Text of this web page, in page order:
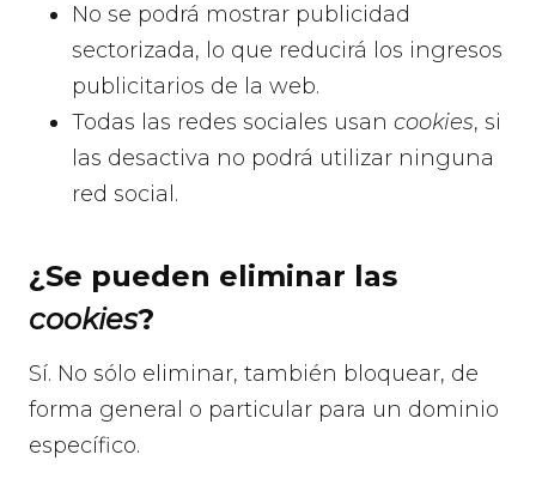
No se podrá mostrar publicidad
sectorizada, lo que reducirá los ingresos
publicitarios de la web.
Todas las redes sociales usan cookies, si
las desactiva no podrá utilizar ninguna
red social.
¿Se pueden eliminar las
cookies?
Sí. No sólo eliminar, también bloquear, de
forma general o particular para un dominio
específico.